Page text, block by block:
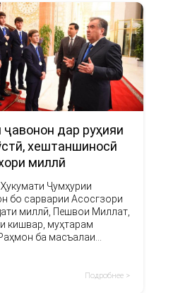
ҷавонон дар руҳияи
хештаншиносӣ
миллӣ
Ҷумҳурии
бо сарварии Асосгзори
миллӣ, Пешвои Миллат,
кишвар, муҳтарам
ба масъалаи
Подробнее >